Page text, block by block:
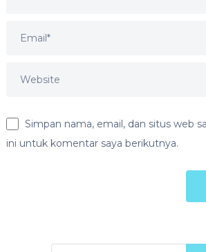
Simpan nama, email, dan situs web
ini untuk komentar saya berikutnya.